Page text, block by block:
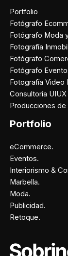
Portfolio
Fotógrafo
Fotógrafo Moda
Fotografía
Fotógrafo
Fotógrafo
Fotografía Video
Consultoría
Producciones
Portfolio
eCommerce.
Eventos.
Interiorismo &
Marbella.
Moda.
Publicidad.
Retoque.